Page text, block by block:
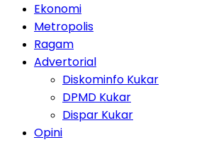
Ekonomi
Metropolis
Ragam
Advertorial
Diskominfo Kukar
DPMD Kukar
Dispar Kukar
Opini